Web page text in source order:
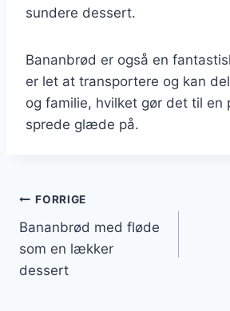
sundere dessert.
Bananbrød er også en
er let at transportere og kan
og familie, hvilket gør det til en
sprede glæde på.
Indlægsnavigation
FORRIGE
Bananbrød med fløde
som en lækker
dessert